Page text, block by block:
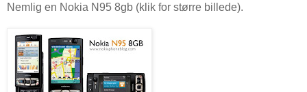
Nemlig en Nokia N95 8gb (klik for større billede).